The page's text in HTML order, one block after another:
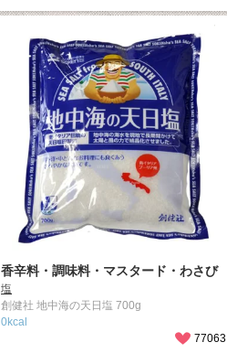
香辛料・調味料・マスタード・わさび
塩
創健社 地中海の天日塩 700g
0kcal
77063